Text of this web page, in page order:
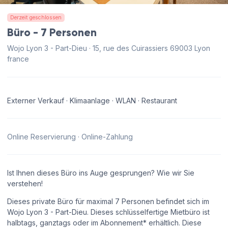
Derzeit geschlossen
Büro - 7 Personen
Wojo Lyon 3 - Part-Dieu · 15, rue des Cuirassiers 69003 Lyon
france
Externer Verkauf · Klimaanlage · WLAN · Restaurant
Online Reservierung · Online-Zahlung
Ist Ihnen dieses Büro ins Auge gesprungen? Wie wir Sie
verstehen!
Dieses private Büro für maximal 7 Personen befindet sich im
Wojo Lyon 3 - Part-Dieu. Dieses schlüsselfertige Mietbüro ist
halbtags, ganztags oder im Abonnement* erhältlich. Diese